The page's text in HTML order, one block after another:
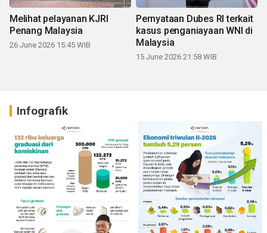
Melihat pelayanan KJRI
Penang Malaysia
26 June 2026 15:45 WIB
Pernyataan Dubes RI terkait
kasus penganiayaan WNI di
Malaysia
15 June 2026 21:58 WIB
Infografik